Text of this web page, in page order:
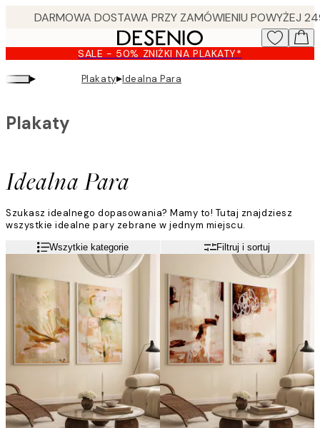
content.
SALE - 50% ZNIŻKI NA PLAKATY*
▸ Plakaty▸Idealna Para
Idealna Para
Plakaty
Szukasz idealnego dopasowania? Mamy to! Tutaj znajdziesz
wszystkie idealne pary zebrane w jednym miejscu.
Odnajdź swoje ulubione plakaty połączone w perfekcyjne pary.
Abstrakcja, minimalizm czy grafika, znajdziesz tutaj to czego
szukasz! Zainspiruj się i znajdź swoją idealną parę już teraz.
Czytaj więcejWszytkie kategorie Filtruj i sortuj